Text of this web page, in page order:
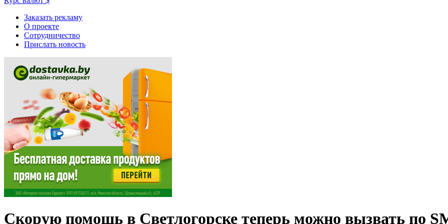
Заказать рекламу
О проекте
Сотрудничество
Прислать новость
Скорую помощь в Светлогорске теперь можно вызвать по